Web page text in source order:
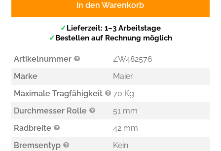
In den Warenkorb
✓Lieferzeit: 1–3 Arbeitstage
✓Bestellen auf Rechnung möglich
Artikelnummer
ZW482576
Marke
Maier
Maximale Tragfähigkeit
70 Kg
Durchmesser Rolle
51 mm
Radbreite
42 mm
Bremsentyp
Kein